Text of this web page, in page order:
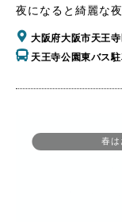
夜になると綺麗な
大阪府大阪市天王
天王寺公園東バス
春は